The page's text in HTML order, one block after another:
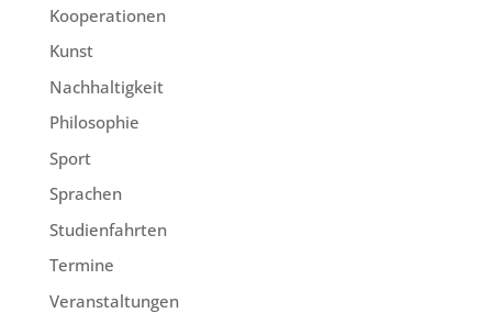
Kooperationen
Kunst
Nachhaltigkeit
Philosophie
Sport
Sprachen
Studienfahrten
Termine
Veranstaltungen